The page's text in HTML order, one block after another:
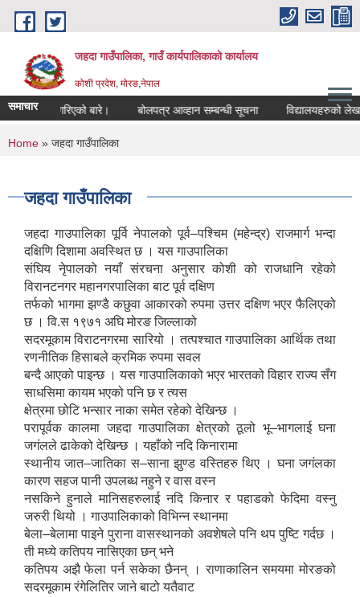
Skip to main content
जहदा गाउँपालिका, गाउँ कार्यपालिकाको कार्यालय
कोशी प्रदेश, मोरङ,नेपाल
समाचार
प्रकाशन गरिएको बारे। बोलपत्र आव्हान सम्बन्धी सूचना विद्यालयहरुको
You are here
Home » जहदा गाउँपालिका
जहदा गाउँपालिका
जहदा गाउपालिका पूर्वि नेपालको पूर्व–पश्चिम (महेन्द्र) राजमार्ग भन्दा
दक्षिणि दिशामा अवस्थित छ । यस गाउपालिका
संघिय नेृपालको नयाँ संरचना अनुसार कोशी को राजधानि रहेको
विरानटनगर महानगरपालिका बाट पूर्व दक्षिण
तर्फको भागमा झण्डै कछुवा आकारको रुपमा उत्तर दक्षिण भएर फैलिएको
छ । वि.स १९७१ अघि मोरङ जिल्लाको
सदरमूकाम विराटनगरमा सारियो । तत्पश्चात गाउपालिका आर्थिक तथा
रणनीतिक हिसाबले क्रमिक रुपमा सवल
बन्दै आएको पाइन्छ । यस गाउपालिकाको भएर भारतको विहार राज्य सँग
साधसिमा कायम भएको पनि छ र त्यस
क्षेत्रमा छोटि भन्सार नाका समेत रहेको देखिन्छ ।
परापूर्वक कालमा जहदा गाउपालिका क्षेत्रको ठूलो भू–भागलाई घना
जगंलले ढाकेको देखिन्छ । यहाँको नदि किनारामा
स्थानीय जात–जातिका स–साना झुण्ड वस्तिहरु थिए । घना जगंलका
कारण सहज पानी उपलब्ध नहुने र वास वस्न
नसकिने हुनाले मानिसहरुलाई नदि किनार र पहाडको फेदिमा वस्नु
जरुरी थियो । गाउपालिकाको विभिन्न स्थानमा
बेला–बेलामा पाइने पुराना वासस्थानको अवशेषले पनि थप पुष्टि गर्दछ ।
ती मध्ये कतिपय नासिएका छन् भने
कतिपय अझै फेला पर्न सकेका छैनन् । राणाकालिन समयमा मोरङको
सदरमूकाम रंगेलितिर जाने बाटो यतैवाट